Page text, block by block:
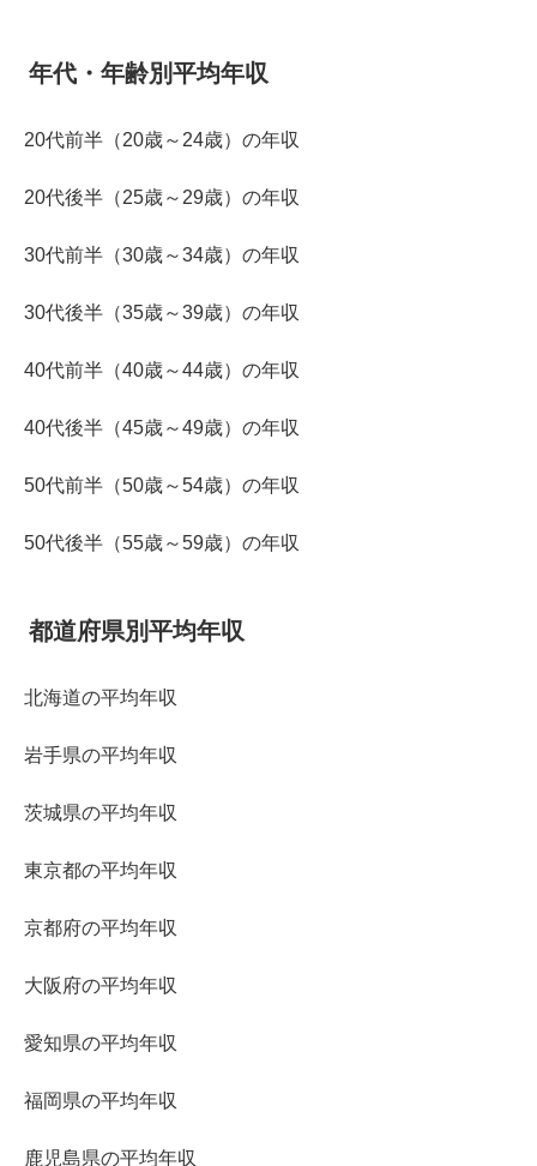
年代・年齢別平均年収
20代前半（20歳～24歳）の年収
20代後半（25歳～29歳）の年収
30代前半（30歳～34歳）の年収
30代後半（35歳～39歳）の年収
40代前半（40歳～44歳）の年収
40代後半（45歳～49歳）の年収
50代前半（50歳～54歳）の年収
50代後半（55歳～59歳）の年収
都道府県別平均年収
北海道の平均年収
岩手県の平均年収
茨城県の平均年収
東京都の平均年収
京都府の平均年収
大阪府の平均年収
愛知県の平均年収
福岡県の平均年収
鹿児島県の平均年収